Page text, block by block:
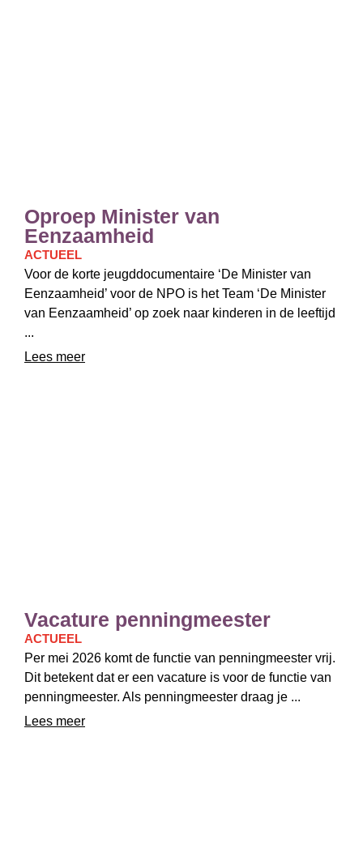
ACTUEEL
Oproep Minister van
Eenzaamheid
Voor de korte jeugddocumentaire ‘De Minister van
Eenzaamheid’ voor de NPO is het Team ‘De Minister
van Eenzaamheid’ op zoek naar kinderen in de leeftijd
...
Lees meer
ACTUEEL
Vacature penningmeester
Per mei 2026 komt de functie van penningmeester vrij.
Dit betekent dat er een vacature is voor de functie van
penningmeester. Als penningmeester draag je ...
Lees meer